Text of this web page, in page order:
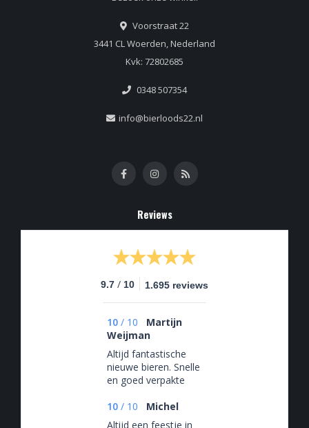
Voorstraat 22
3441 CL Woerden, Nederland
Kvk: 72802685
0348 507354
info@bierloods22.nl
Reviews
9.7 / 10 1.695 reviews
10 / 10
Martijn
Weijman
Altijd fantastische
nieuwe bieren. Snelle
en goed verpakte
10 / 10
Michel
Altijd een feestje in